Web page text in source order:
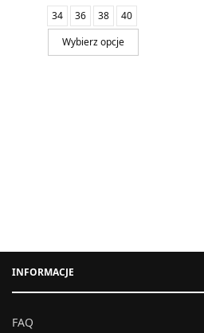
34 36 38
40
Wybierz opcje
INFORMACJE
FAQ